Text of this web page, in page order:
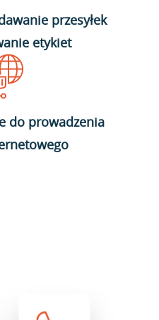
przesyłek
etykiet
do prowadzenia